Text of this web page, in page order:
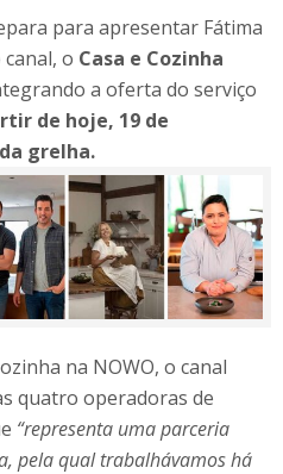
para apresentar Fátima
o Casa e Cozinha
a oferta do serviço
de hoje, 19 de
grelha.
na NOWO, o canal
quatro operadoras de
“representa uma parceria
pela qual trabalhávamos há